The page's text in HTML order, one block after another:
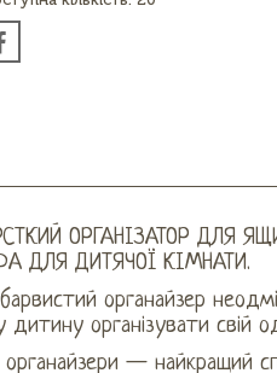
ОРГАНІЗАТОР ДЛЯ
ДЛЯ ДИТЯЧОЇ КІМНАТИ.
органайзер
дитину організувати свій
органайзери — найкращий